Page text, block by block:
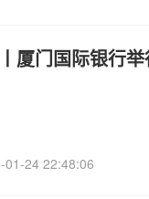
厦门国际银行
01-24 22:48:06